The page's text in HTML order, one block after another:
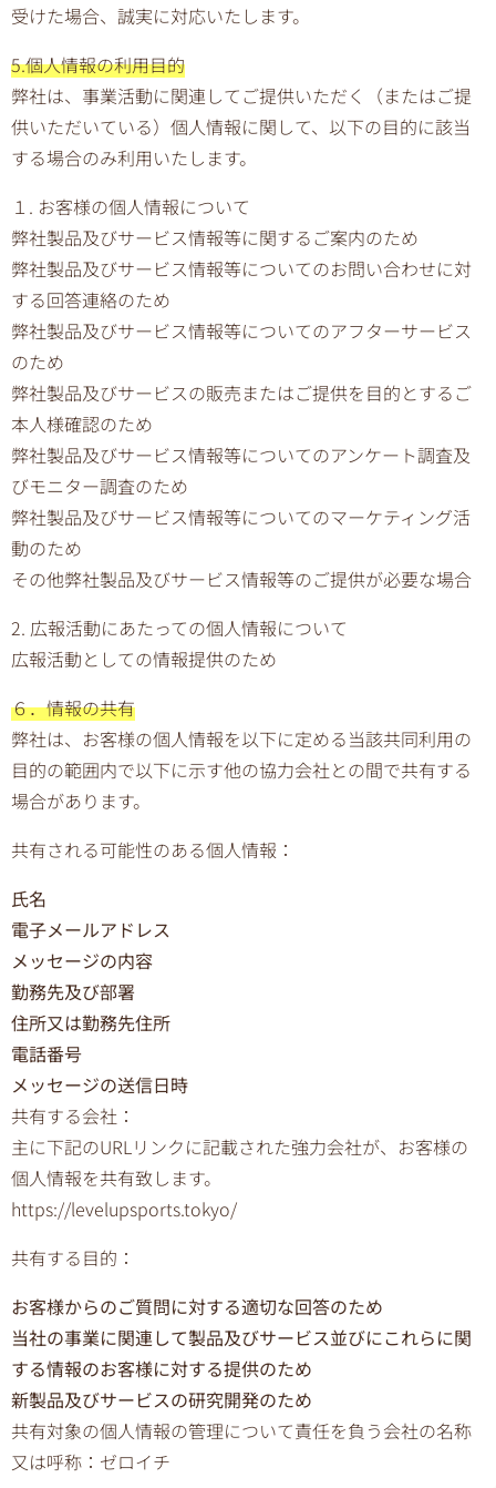
受けた場合、誠実に対応いたします。
5.個人情報の利用目的
弊社は、事業活動に関連してご提供いただく（またはご提
供いただいている）個人情報に関して、以下の目的に該当
する場合のみ利用いたします。
１. お客様の個人情報について
弊社製品及びサービス情報等に関するご案内のため
弊社製品及びサービス情報等についてのお問い合わせに対
する回答連絡のため
弊社製品及びサービス情報等についてのアフターサービス
のため
弊社製品及びサービスの販売またはご提供を目的とするご
本人様確認のため
弊社製品及びサービス情報等についてのアンケート調査及
びモニター調査のため
弊社製品及びサービス情報等についてのマーケティング活
動のため
その他弊社製品及びサービス情報等のご提供が必要な場合
2. 広報活動にあたっての個人情報について
広報活動としての情報提供のため
６．情報の共有
弊社は、お客様の個人情報を以下に定める当該共同利用の
目的の範囲内で以下に示す他の協力会社との間で共有する
場合があります。
共有される可能性のある個人情報：
氏名
電子メールアドレス
メッセージの内容
勤務先及び部署
住所又は勤務先住所
電話番号
メッセージの送信日時
共有する会社：
主に下記のURLリンクに記載された強力会社が、お客様の
個人情報を共有致します。
https://levelupsports.tokyo/
共有する目的：
お客様からのご質問に対する適切な回答のため
当社の事業に関連して製品及びサービス並びにこれらに関
する情報のお客様に対する提供のため
新製品及びサービスの研究開発のため
共有対象の個人情報の管理について責任を負う会社の名称
又は呼称：ゼロイチ